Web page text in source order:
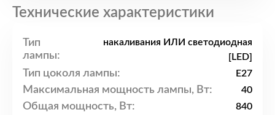
Технические характеристики
Тип
лампы:
накаливания ИЛИ светодиодная
[LED]
Тип цоколя лампы: E27
Максимальная мощность лампы, Вт: 40
Общая мощность, Вт: 840